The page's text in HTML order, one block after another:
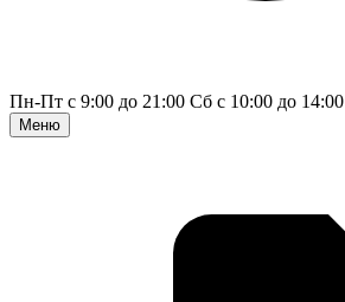
Пн-Пт с 9:00 до 21:00 Сб с 10:00 до 14:00
Меню